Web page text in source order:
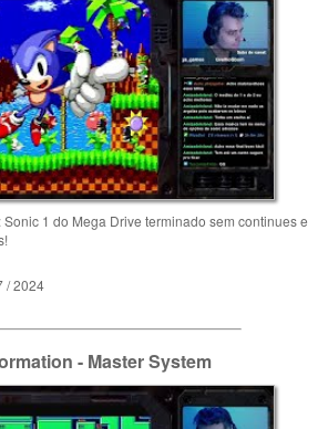
1 do Mega Drive terminado sem continues e
/ 2024
- Master System